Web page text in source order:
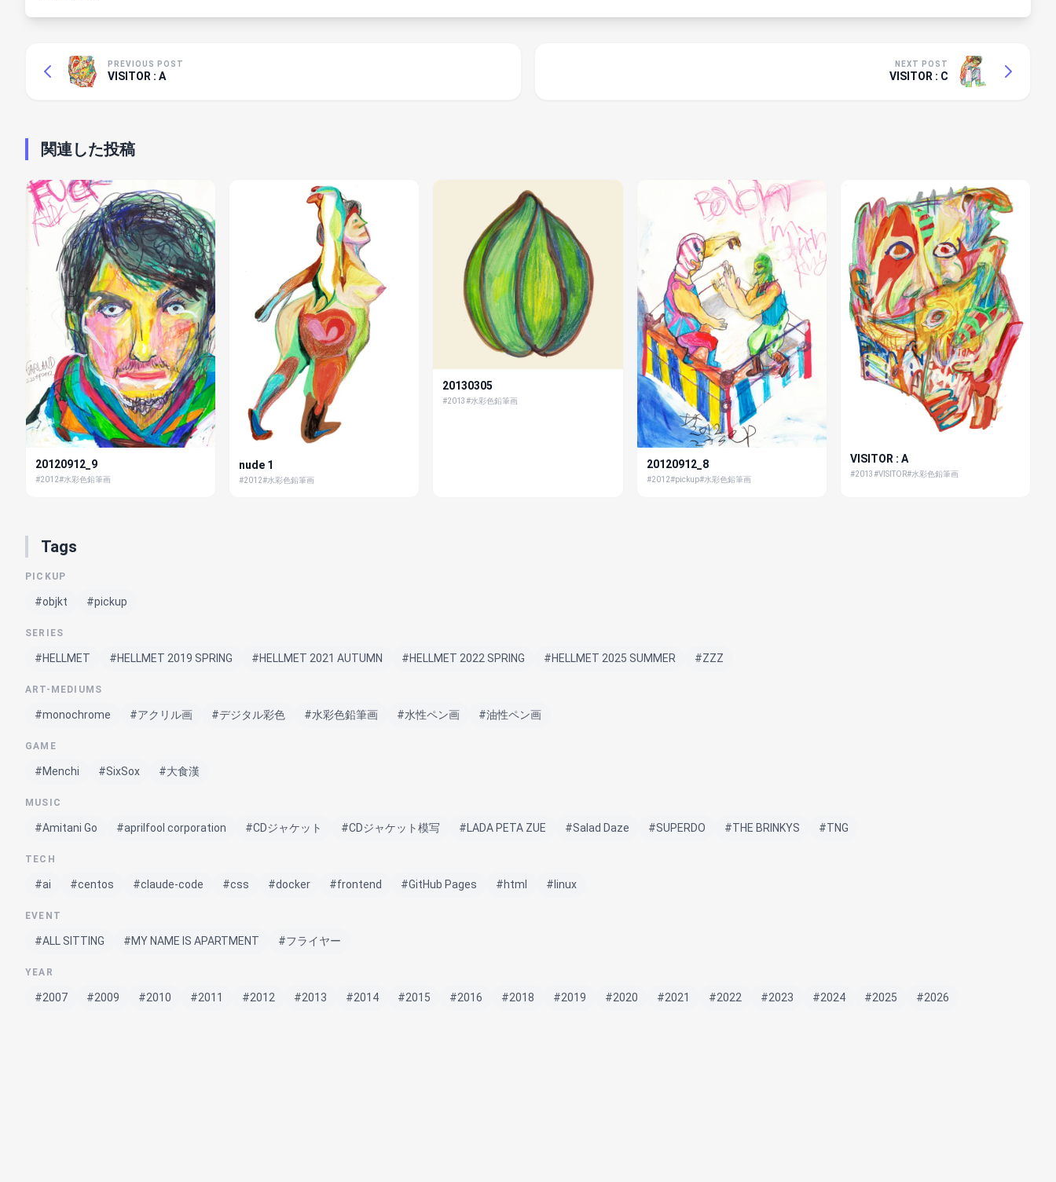
PREVIOUS POST
VISITOR : A
NEXT POST
VISITOR : C
関連した投稿
20120912_9
#2012#水彩色鉛筆画
nude 1
#2012#水彩色鉛筆画
20130305
#2013#水彩色鉛筆画
20120912_8
#2012#pickup#水彩色鉛筆画
VISITOR : A
#2013#VISITOR#水彩色鉛筆画
Tags
PICKUP
#objkt #pickup
SERIES
#HELLMET #HELLMET 2019 SPRING #HELLMET 2021 AUTUMN #HELLMET 2022 SPRING #HELLMET 2025 SUMMER #ZZZ
ART-MEDIUMS
#monochrome #アクリル画 #デジタル彩色 #水彩色鉛筆画 #水性ペン画 #油性ペン画
GAME
#Menchi #SixSox #大食漢
MUSIC
#Amitani Go #aprilfool corporation #CDジャケット #CDジャケット模写 #LADA PETA ZUE #Salad Daze #SUPERDO #THE BRINKYS #TNG
TECH
#ai #centos #claude-code #css #docker #frontend #GitHub Pages #html #linux
EVENT
#ALL SITTING #MY NAME IS APARTMENT #フライヤー
YEAR
#2007 #2009 #2010 #2011 #2012 #2013 #2014 #2015 #2016 #2018 #2019 #2020 #2021 #2022 #2023 #2024 #2025 #2026